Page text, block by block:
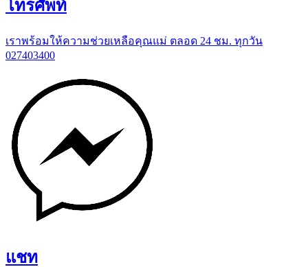
โทรศัพท์
เราพร้อมให้ความช่วยเหลือคุณแม่ ตลอด 24 ชม. ทุกวัน
027403400
แชท